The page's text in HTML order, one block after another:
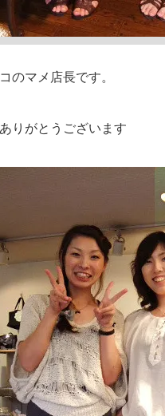
のマメ店長です。
りがとうございます